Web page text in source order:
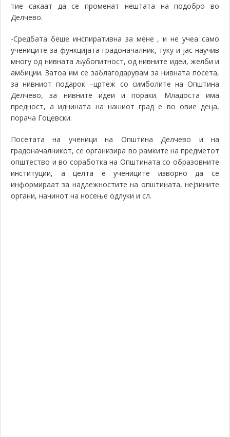
тие сакаат да се променат нештата на подобро во
Делчево.
-Средбата беше инспиративна за мене , и не учеа само
учениците за функцијата градоначалник, туку и јас научив
многу од нивната љубопитност, од нивните идеи, желби и
амбиции. Затоа им се заблагодарувам за нивната посета,
за нивниот подарок –цртеж со симболите на Општина
Делчево, за нивните идеи и пораки. Младоста има
предност, а иднината на нашиот град е во овие деца,
порача Гоцевски.
Посетата на ученици на Општина Делчево и на
градоначалникот, се организира во рамките на предметот
општество и во соработка на Општината со образовните
институции, а целта е учениците изворно да се
информираат за надлежностите на општината, нејзините
органи, начинот на носење одлуки и сл.